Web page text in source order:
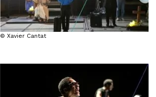
© Xavier Cantat